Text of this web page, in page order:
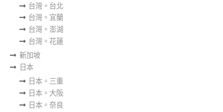
台灣。台北
台灣。宜蘭
台灣。澎湖
台灣。花蓮
新加坡
日本
日本。三重
日本。大阪
日本。奈良